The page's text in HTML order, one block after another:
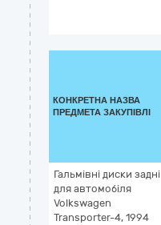
КОНКРЕТНА НАЗВА
ПРЕДМЕТА ЗАКУПІВЛІ
Гальмівні диски задні
для автомобіля
Volkswagen
Transporter-4, 1994